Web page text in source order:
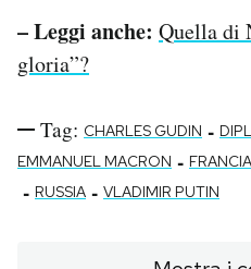
– Leggi anche: Quella di
gloria”?
Tag: CHARLES GUDIN -
EMMANUEL MACRON - FRANCIA
- RUSSIA - VLADIMIR PUTIN